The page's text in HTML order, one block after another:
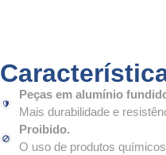
Peças em alumínio
Mais durabilidade e
Proibido.
O uso de produtos